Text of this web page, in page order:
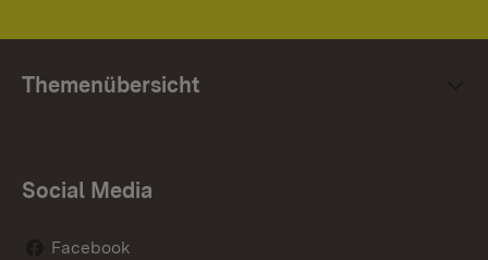
Themenübersicht
Social Media
Facebook